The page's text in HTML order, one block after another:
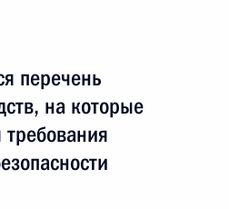
перечень
на которые
требования